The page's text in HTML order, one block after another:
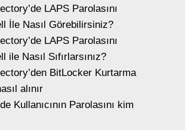
LAPS Parolasını
İle Nasıl Görebilirsiniz?
LAPS Parolasını
ile Nasıl Sıfırlarsınız?
BitLocker Kurtarma
alınır
Kullanıcının Parolasını kim